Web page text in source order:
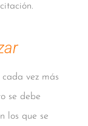
vez más
se debe
los que se